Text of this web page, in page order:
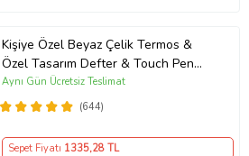
Kişiye Özel Beyaz Çelik Termos &
Özel Tasarım Defter & Touch Pen
Kalem & Kişiye Özel Cep Aynası &
Kişiye Özel Kupa Hediye Seti
(644)
Aynı Gün Ücretsiz Teslimat
Sepet Fiyatı 1335,28 TL